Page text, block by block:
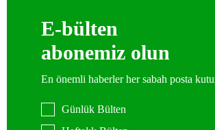
E-bülten
abonemiz olun
En önemli haberler her sabah posta
Günlük Bülten